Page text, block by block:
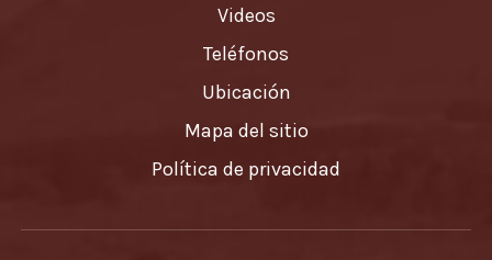
Videos
Teléfonos
Ubicación
Mapa del sitio
Política de privacidad